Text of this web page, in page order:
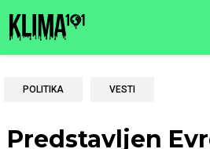
POLITIKA VESTI
Predstavljen